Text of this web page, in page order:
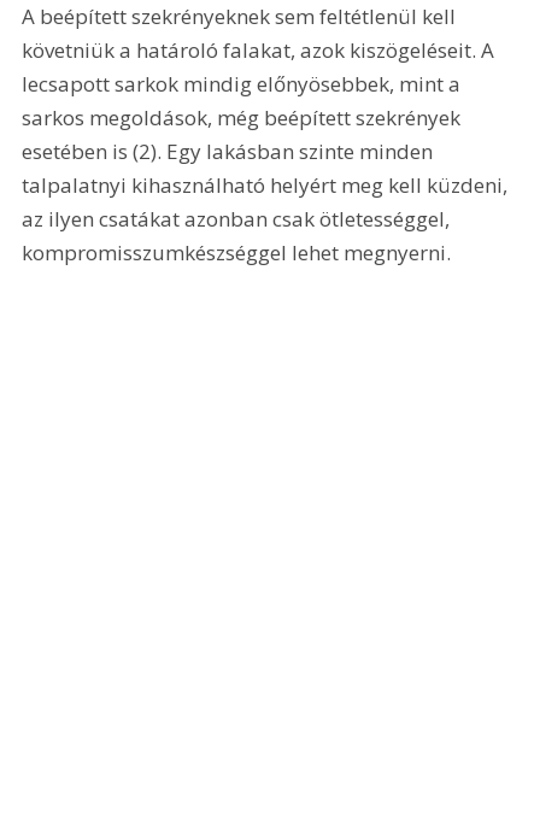
A beépített szekrényeknek sem feltétlenül kell
követniük a határoló falakat, azok kiszögeléseit. A
lecsapott sarkok mindig előnyösebbek, mint a
sarkos megoldások, még beépített szekrények
esetében is (2). Egy lakásban szinte minden
talpalatnyi kihasználható helyért meg kell küzdeni,
az ilyen csatákat azonban csak ötletességgel,
kompromisszumkészséggel lehet megnyerni.